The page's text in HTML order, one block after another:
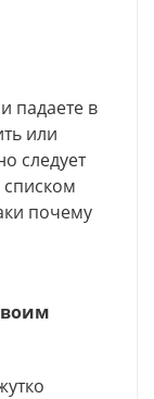
падаете в
или
следует
почему